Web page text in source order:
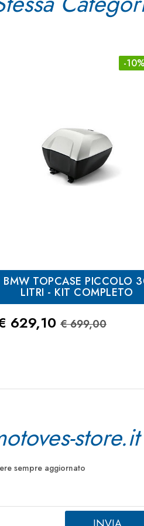
-10%
pastello
metallizzato
opaco
Gravity
Blue
BMW TOPCASE PICCOLO
LITRI - KIT COMPLETO
629,10Prezzo
€ 699,00
store.it
sempre aggiornato